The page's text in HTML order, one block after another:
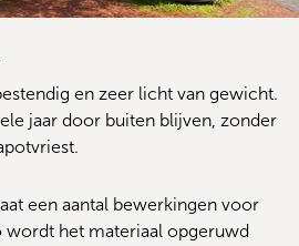
en zeer licht van gewicht.
jaar door buiten blijven, zonder
een aantal bewerkingen voor
wordt het materiaal opgeruwd